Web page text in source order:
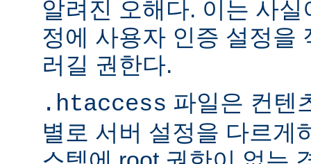
알려진 오해다. 이는 사
정에 사용자 인증 설정을
러길 권한다.
.htaccess 파일은 컨텐
별로 서버 설정을 다르게